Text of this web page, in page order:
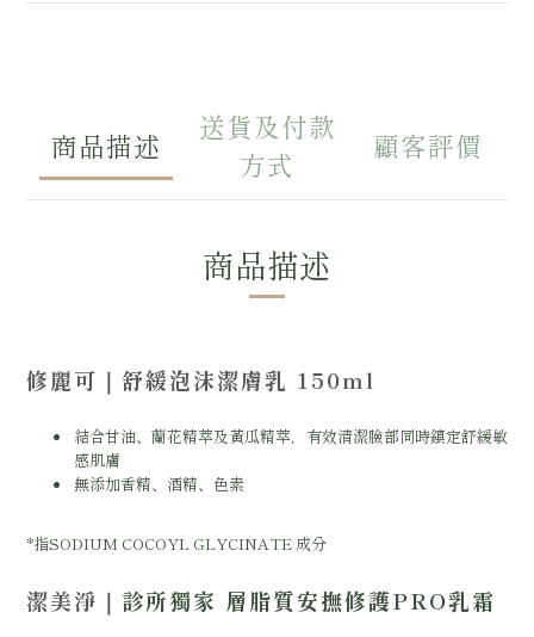
商品描述
送貨及付款
方式
顧客評價
商品描述
修麗可 ｜ 舒緩泡沫潔膚乳 150ml
結合甘油、蘭花精萃及黃瓜精萃，有效清潔臉部同時鎮定舒緩敏
感肌膚
無添加香精、酒精、色素
*指SODIUM COCOYL GLYCINATE 成分
潔美淨 ｜ 診所獨家 層脂質安撫修護PRO乳霜